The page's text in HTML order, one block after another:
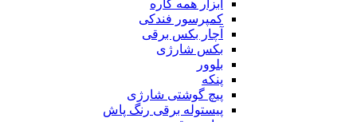
ابزار همه کاره
کمپرسور فندکی
آچار بکس برقی
بکس شارژی
بلوور
پنکه
پیچ گوشتی شارژی
پیستوله برقی رنگ پاش